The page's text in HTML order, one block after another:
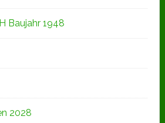
Baujahr 1948
2028